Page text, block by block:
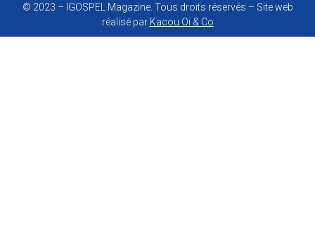
© 2023 – IGOSPEL Magazine. Tous droits réservés – Site web
réalisé par Kacou Oi & Co